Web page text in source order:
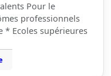
Pour le
professionnels
* Ecoles supérieures